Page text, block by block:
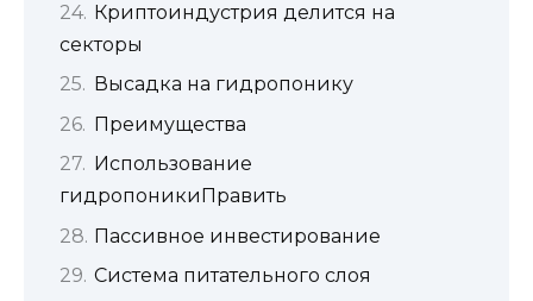
Криптоиндустрия делится на
секторы
Высадка на гидропонику
Преимущества
Использование
гидропоникиПравить
Пассивное инвестирование
Система питательного слоя